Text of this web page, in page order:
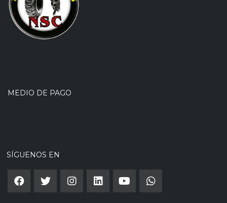
MEDIO DE PAGO
SÍGUENOS EN